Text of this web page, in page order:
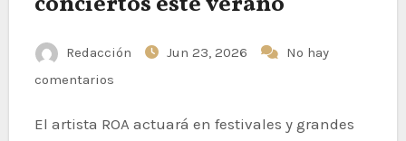
Redacción Jun 23, 2026
No hay
comentarios
El artista ROA actuará en festivales y grandes